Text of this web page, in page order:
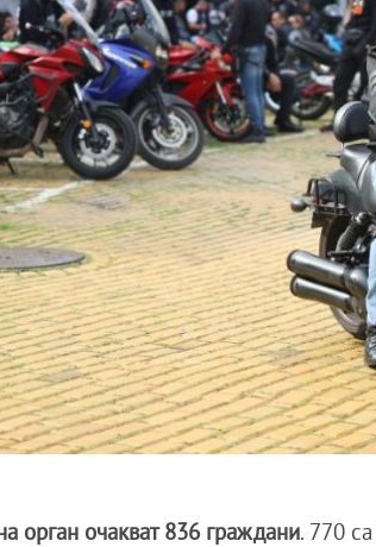
орган очакват 836 граждани. 770